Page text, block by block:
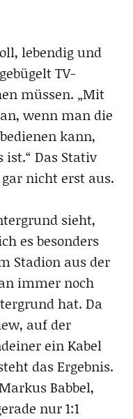
lebendig und
TV-
müssen. „Mit
wenn man die
kann,
Das Stativ
nicht erst aus.
sieht,
es besonders
Stadion aus der
immer noch
hat. Da
auf der
ein Kabel
das Ergebnis.
Babbel,
nur 1:1